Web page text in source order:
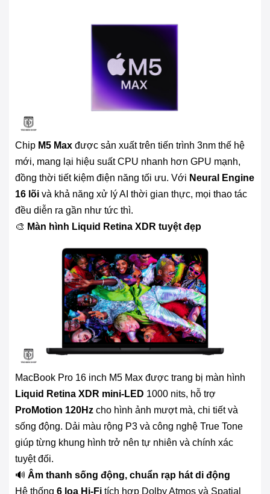
Chip M5 Max được sản xuất trên tiến trình 3nm thế hệ
mới, mang lại hiệu suất CPU nhanh hơn GPU mạnh,
đồng thời tiết kiệm điện năng tối ưu. Với Neural Engine
16 lõi và khả năng xử lý AI thời gian thực, mọi thao tác
đều diễn ra gần như tức thì.
🎨 Màn hình Liquid Retina XDR tuyệt đẹp
MacBook Pro 16 inch M5 Max được trang bị màn hình
Liquid Retina XDR mini-LED 1000 nits, hỗ trợ
ProMotion 120Hz cho hình ảnh mượt mà, chi tiết và
sống động. Dải màu rộng P3 và công nghệ True Tone
giúp từng khung hình trở nên tự nhiên và chính xác
tuyệt đối.
🔊 Âm thanh sống động, chuẩn rạp hát di động
Hệ thống 6 loa Hi-Fi tích hợp Dolby Atmos và Spatial